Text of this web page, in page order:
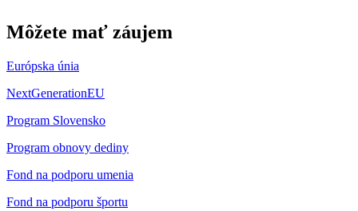
Môžete mať záujem
Európska únia
NextGenerationEU
Program Slovensko
Program obnovy dediny
Fond na podporu umenia
Fond na podporu športu